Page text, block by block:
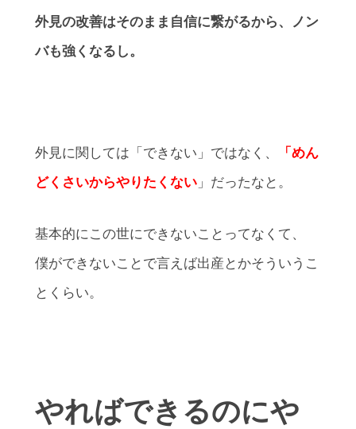
外見の改善はそのまま自信に繋がるから、ノン
バも強くなるし。
外見に関しては「できない」ではなく、
「めん
どくさいからやりたくない 」だったなと。
基本的にこの世にできないことってなくて、
僕ができないことで言えば出産とかそういうこ
とくらい。
やればできるのにや